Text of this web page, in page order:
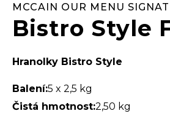
MCCAIN OUR MENU
Bistro Style
Hranolky Bistro Style
Balení:5 x 2,5 kg
Čistá hmotnost:2,50 kg